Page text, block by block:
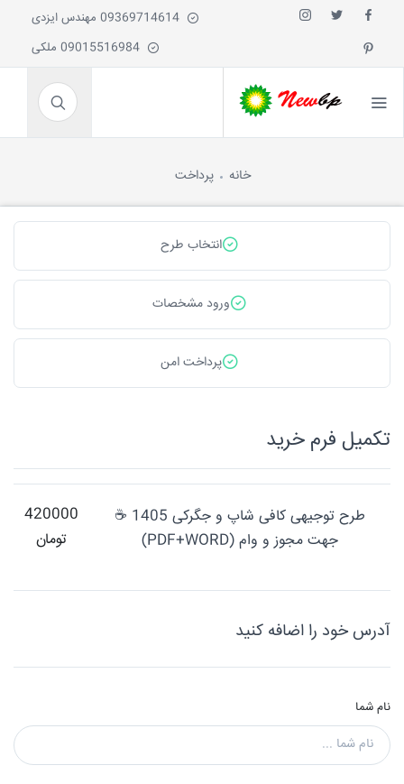
خانه پرداخت
انتخاب طرح
ورود مشخصات
پرداخت امن
تکميل فرم خريد
طرح توجیهی کافی شاپ و جگرکی 1405 ☕
جهت مجوز و وام (PDF+WORD)
420000
تومان
آدرس خود را اضافه کنید
نام شما